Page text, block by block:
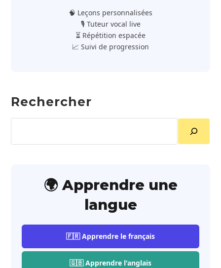
🧠 Leçons personnalisées
🎙️ Tuteur vocal live
⏳ Répétition espacée
📈 Suivi de progression
Rechercher
🌍 Apprendre une
langue
🇫🇷 Apprendre le français
🇬🇧 Apprendre l'anglais